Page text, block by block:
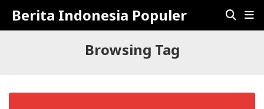
Berita Indonesia Populer
Browsing Tag